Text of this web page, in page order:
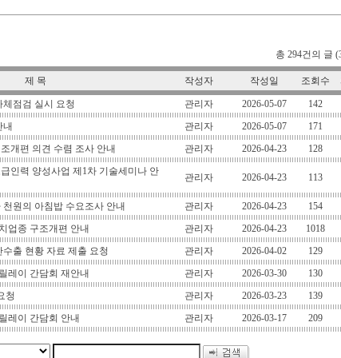
총 294건의 글
제 목 작성자 작성일 조회수
점검 실시 요청 관리자 2026-05-07
142
내 관리자 2026-05-07
171
개편 의견 수렴 조사 안내 관리자 2026-04-23 128
인력 양성사업 제1차 기술세미나 안
관리자 2026-04-23 113
천원의 아침밥 수요조사 안내 관리자 2026-04-23
154
업종 구조개편 안내 관리자 2026-04-23
1018
수출 현황 자료 제출 요청 관리자 2026-04-02
129
레이 간담회 재안내 관리자 2026-03-30
130
청 관리자 2026-03-23
139
레이 간담회 안내 관리자 2026-03-17 209